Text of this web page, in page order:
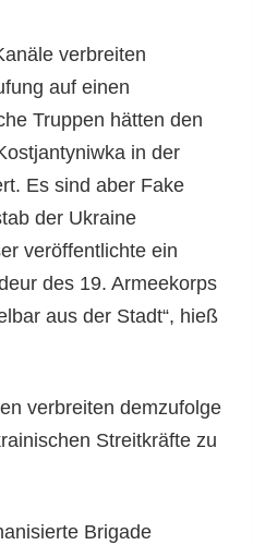
verbreiten
auf einen
Truppen hätten den
in der
Es sind aber Fake
der Ukraine
veröffentlichte ein
des 19. Armeekorps
aus der Stadt“, hieß
verbreiten demzufolge
Streitkräfte zu
Brigade